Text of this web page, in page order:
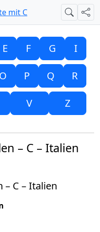
mit C Suche
E F G I
O P Q R
V Z
– C – Italien
– C – Italien